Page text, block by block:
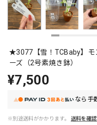
★3077【雪！TCBaby】
ーズ（2号素焼き鉢）
¥7,500
なら 手
※別途送料がかかります。 送料を確